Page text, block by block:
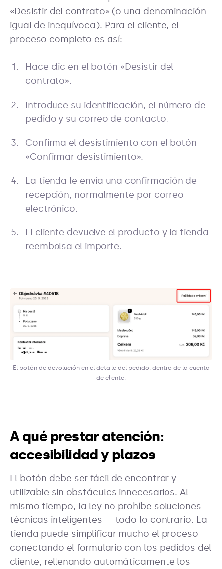
«Desistir del contrato» (o una denominación
igual de inequívoca). Para el cliente, el
proceso completo es así:
Hace clic en el botón «Desistir del
contrato».
Introduce su identificación, el número de
pedido y su correo de contacto.
Confirma el desistimiento con el botón
«Confirmar desistimiento».
La tienda le envía una confirmación de
recepción, normalmente por correo
electrónico.
El cliente devuelve el producto y la tienda
reembolsa el importe.
El botón de devolución en el detalle del pedido, dentro de la cuenta
de cliente.
A qué prestar atención:
accesibilidad y plazos
El botón debe ser fácil de encontrar y
utilizable sin obstáculos innecesarios. Al
mismo tiempo, la ley no prohíbe soluciones
técnicas inteligentes — todo lo contrario. La
tienda puede simplificar mucho el proceso
conectando el formulario con los pedidos del
cliente, rellenando automáticamente los